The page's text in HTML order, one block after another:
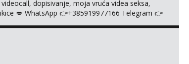
dopisivanje, moja vruća videa seksa,
💋 WhatsApp 👉+385919977166 Telegram 👉